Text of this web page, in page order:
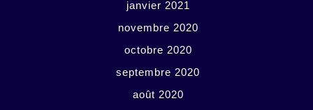
janvier 2021
novembre 2020
octobre 2020
septembre 2020
août 2020